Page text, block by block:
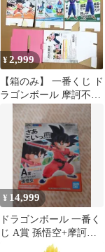
¥2,999
【箱のみ】 一番くじ ド
ラゴンボール 摩訶不思
議大冒険 A賞 B賞 C賞
¥ 14,999
ドラゴンボール 一番く
じ A賞 孫悟空+摩訶不
思議大冒険 リバイバル